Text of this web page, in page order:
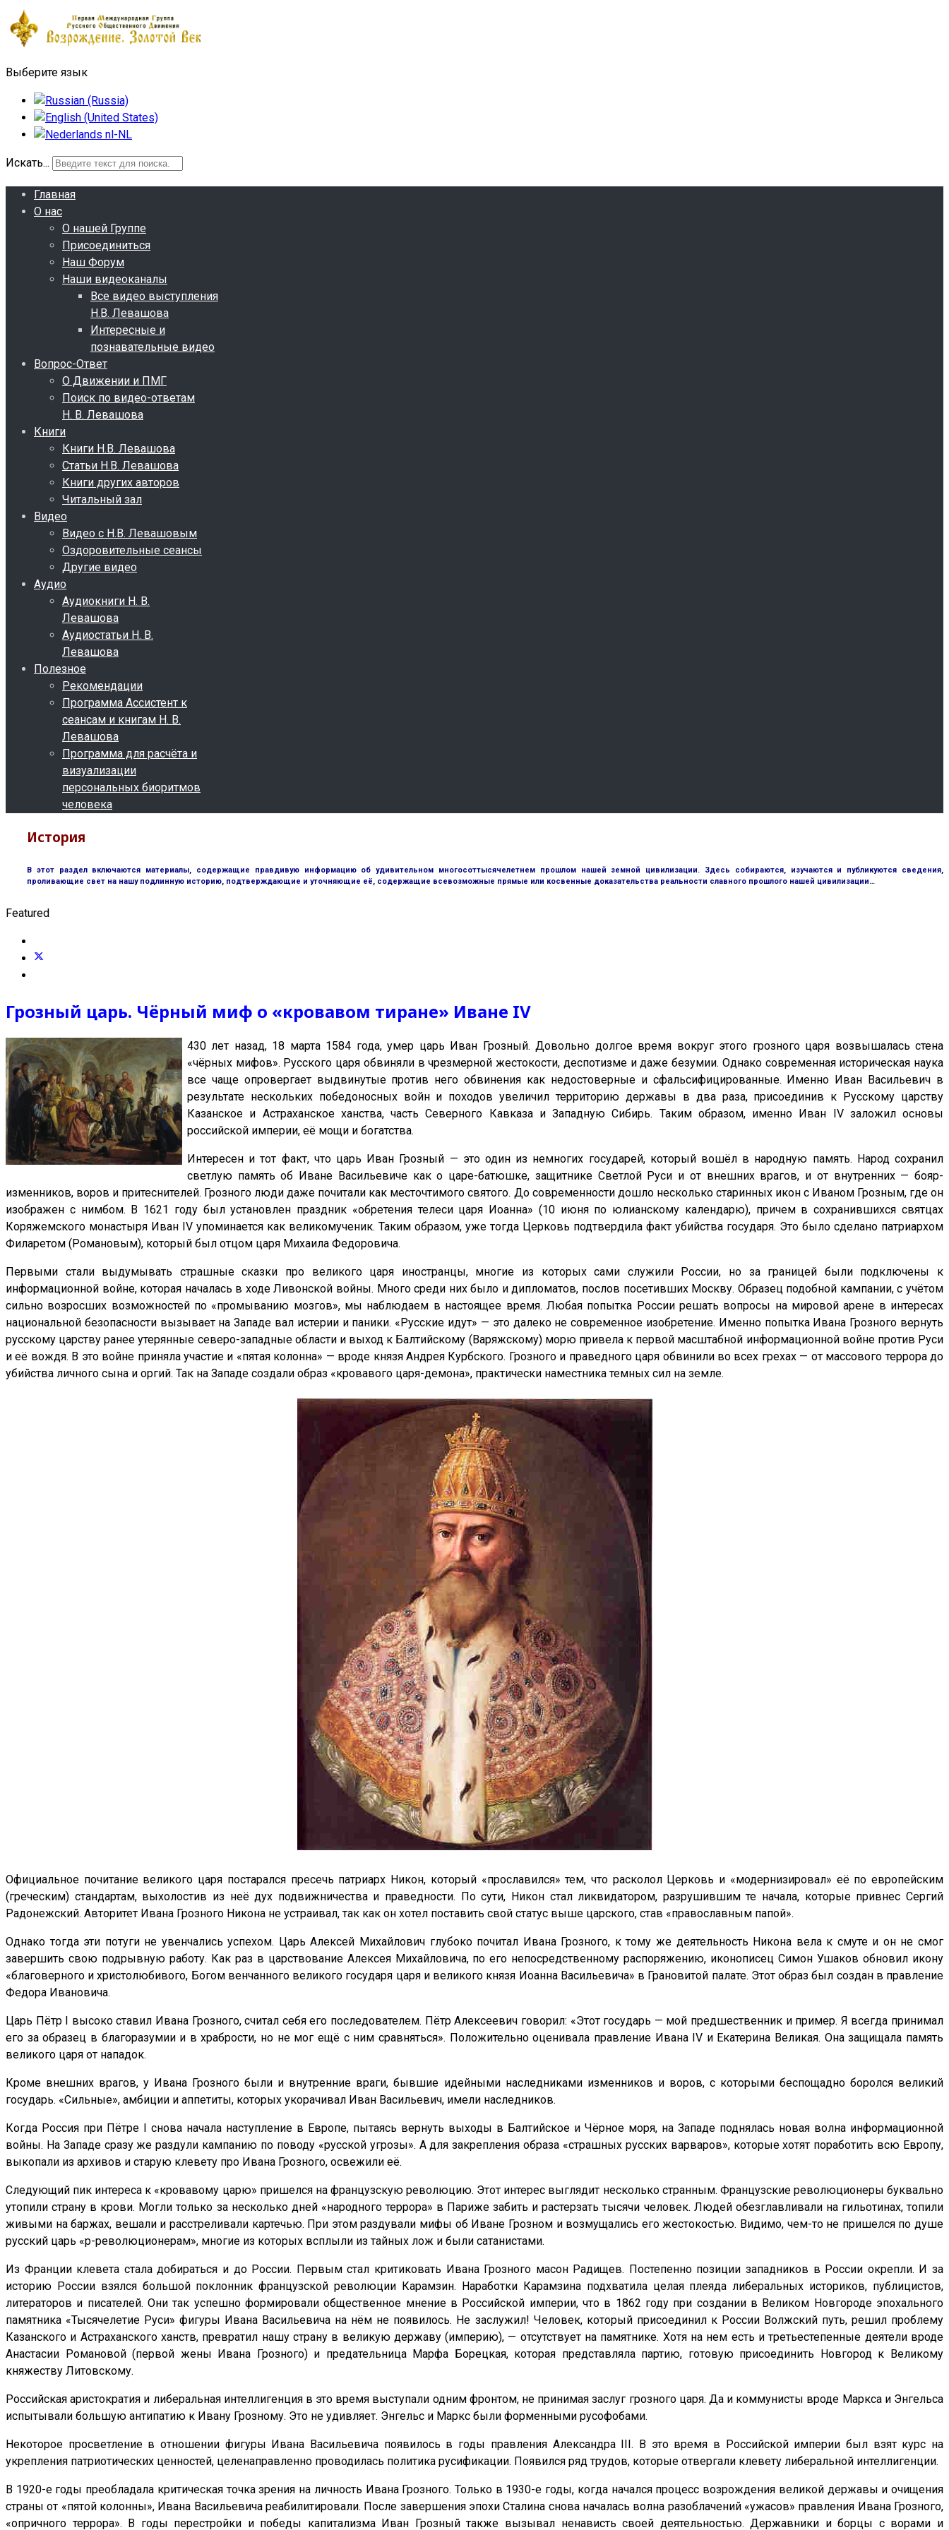
Выберите язык
Искать...
Главная
О нас
О нашей Группе
Присоединиться
Наш Форум
Наши видеоканалы
Все видео выступления
Н.В. Левашова
Интересные и
познавательные видео
Вопрос-Ответ
О Движении и ПМГ
Поиск по видео-ответам
Н. В. Левашова
Книги
Книги Н.В. Левашова
Статьи Н.В. Левашова
Книги других авторов
Читальный зал
Видео
Видео с Н.В. Левашовым
Оздоровительные сеансы
Другие видео
Аудио
Аудиокниги Н. В.
Левашова
Аудиостатьи Н. В.
Левашова
Полезное
Рекомендации
Программа Ассистент к
сеансам и книгам Н. В.
Левашова
Программа для расчёта и
визуализации
персональных биоритмов
человека
История
В этот раздел включаются материалы, содержащие правдивую информацию об удивительном многосоттысячелетнем прошлом нашей земной цивилизации. Здесь собираются, изучаются и публикуются сведения,
проливающие свет на нашу подлинную историю, подтверждающие и уточняющие её, содержащие всевозможные прямые или косвенные доказательства реальности славного прошлого нашей цивилизации…
Featured
Грозный царь. Чёрный миф о «кровавом тиране» Иване IV
430 лет назад, 18 марта 1584 года, умер царь Иван Грозный. Довольно долгое время вокруг этого грозного царя возвышалась стена
«чёрных мифов». Русского царя обвиняли в чрезмерной жестокости, деспотизме и даже безумии. Однако современная историческая наука
все чаще опровергает выдвинутые против него обвинения как недостоверные и сфальсифицированные. Именно Иван Васильевич в
результате нескольких победоносных войн и походов увеличил территорию державы в два раза, присоединив к Русскому царству
Казанское и Астраханское ханства, часть Северного Кавказа и Западную Сибирь. Таким образом, именно Иван IV заложил основы
российской империи, её мощи и богатства.
Интересен и тот факт, что царь Иван Грозный — это один из немногих государей, который вошёл в народную память. Народ сохранил
светлую память об Иване Васильевиче как о царе-батюшке, защитнике Светлой Руси и от внешних врагов, и от внутренних — бояр-
изменников, воров и притеснителей. Грозного люди даже почитали как месточтимого святого. До современности дошло несколько старинных икон с Иваном Грозным, где он
изображен с нимбом. В 1621 году был установлен праздник «обретения телеси царя Иоанна» (10 июня по юлианскому календарю), причем в сохранившихся святцах
Коряжемского монастыря Иван IV упоминается как великомученик. Таким образом, уже тогда Церковь подтвердила факт убийства государя. Это было сделано патриархом
Филаретом (Романовым), который был отцом царя Михаила Федоровича.
Первыми стали выдумывать страшные сказки про великого царя иностранцы, многие из которых сами служили России, но за границей были подключены к
информационной войне, которая началась в ходе Ливонской войны. Много среди них было и дипломатов, послов посетивших Москву. Образец подобной кампании, с учётом
сильно возросших возможностей по «промыванию мозгов», мы наблюдаем в настоящее время. Любая попытка России решать вопросы на мировой арене в интересах
национальной безопасности вызывает на Западе вал истерии и паники. «Русские идут» — это далеко не современное изобретение. Именно попытка Ивана Грозного вернуть
русскому царству ранее утерянные северо-западные области и выход к Балтийскому (Варяжскому) морю привела к первой масштабной информационной войне против Руси
и её вождя. В это войне приняла участие и «пятая колонна» — вроде князя Андрея Курбского. Грозного и праведного царя обвинили во всех грехах — от массового террора до
убийства личного сына и оргий. Так на Западе создали образ «кровавого царя-демона», практически наместника темных сил на земле.
Официальное почитание великого царя постарался пресечь патриарх Никон, который «прославился» тем, что расколол Церковь и «модернизировал» её по европейским
(греческим) стандартам, выхолостив из неё дух подвижничества и праведности. По сути, Никон стал ликвидатором, разрушившим те начала, которые привнес Сергий
Радонежский. Авторитет Ивана Грозного Никона не устраивал, так как он хотел поставить свой статус выше царского, став «православным папой».
Однако тогда эти потуги не увенчались успехом. Царь Алексей Михайлович глубоко почитал Ивана Грозного, к тому же деятельность Никона вела к смуте и он не смог
завершить свою подрывную работу. Как раз в царствование Алексея Михайловича, по его непосредственному распоряжению, иконописец Симон Ушаков обновил икону
«благоверного и христолюбивого, Богом венчанного великого государя царя и великого князя Иоанна Васильевича» в Грановитой палате. Этот образ был создан в правление
Федора Ивановича.
Царь Пётр I высоко ставил Ивана Грозного, считал себя его последователем. Пётр Алексеевич говорил: «Этот государь — мой предшественник и пример. Я всегда принимал
его за образец в благоразумии и в храбрости, но не мог ещё с ним сравняться». Положительно оценивала правление Ивана IV и Екатерина Великая. Она защищала память
великого царя от нападок.
Кроме внешних врагов, у Ивана Грозного были и внутренние враги, бывшие идейными наследниками изменников и воров, с которыми беспощадно боролся великий
государь. «Сильные», амбиции и аппетиты, которых укорачивал Иван Васильевич, имели наследников.
Когда Россия при Пётре I снова начала наступление в Европе, пытаясь вернуть выходы в Балтийское и Чёрное моря, на Западе поднялась новая волна информационной
войны. На Западе сразу же раздули кампанию по поводу «русской угрозы». А для закрепления образа «страшных русских варваров», которые хотят поработить всю Европу,
выкопали из архивов и старую клевету про Ивана Грозного, освежили её.
Следующий пик интереса к «кровавому царю» пришелся на французскую революцию. Этот интерес выглядит несколько странным. Французские революционеры буквально
утопили страну в крови. Могли только за несколько дней «народного террора» в Париже забить и растерзать тысячи человек. Людей обезглавливали на гильотинах, топили
живыми на баржах, вешали и расстреливали картечью. При этом раздували мифы об Иване Грозном и возмущались его жестокостью. Видимо, чем-то не пришелся по душе
русский царь «р-революционерам», многие из которых всплыли из тайных лож и были сатанистами.
Из Франции клевета стала добираться и до России. Первым стал критиковать Ивана Грозного масон Радищев. Постепенно позиции западников в России окрепли. И за
историю России взялся большой поклонник французской революции Карамзин. Наработки Карамзина подхватила целая плеяда либеральных историков, публицистов,
литераторов и писателей. Они так успешно формировали общественное мнение в Российской империи, что в 1862 году при создании в Великом Новгороде эпохального
памятника «Тысячелетие Руси» фигуры Ивана Васильевича на нём не появилось. Не заслужил! Человек, который присоединил к России Волжский путь, решил проблему
Казанского и Астраханского ханств, превратил нашу страну в великую державу (империю), — отсутствует на памятнике. Хотя на нем есть и третьестепенные деятели вроде
Анастасии Романовой (первой жены Ивана Грозного) и предательница Марфа Борецкая, которая представляла партию, готовую присоединить Новгород к Великому
княжеству Литовскому.
Российская аристократия и либеральная интеллигенция в это время выступали одним фронтом, не принимая заслуг грозного царя. Да и коммунисты вроде Маркса и Энгельса
испытывали большую антипатию к Ивану Грозному. Это не удивляет. Энгельс и Маркс были форменными русофобами.
Некоторое просветление в отношении фигуры Ивана Васильевича появилось в годы правления Александра III. В это время в Российской империи был взят курс на
укрепления патриотических ценностей, целенаправленно проводилась политика русификации. Появился ряд трудов, которые отвергали клевету либеральной интеллигенции.
В 1920-е годы преобладала критическая точка зрения на личность Ивана Грозного. Только в 1930-е годы, когда начался процесс возрождения великой державы и очищения
страны от «пятой колонны», Ивана Васильевича реабилитировали. После завершения эпохи Сталина снова началась волна разоблачений «ужасов» правления Ивана Грозного,
«опричного террора». В годы перестройки и победы капитализма Иван Грозный также вызывал ненависть своей деятельностью. Державники и борцы с ворами и